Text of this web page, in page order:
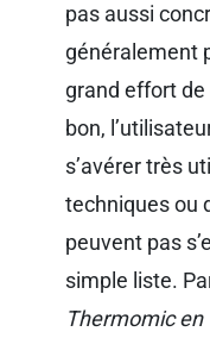
pas aussi
généralement
grand effort
bon,
s’avérer très
techniques ou
peuvent pas
simple liste.
Thermomic